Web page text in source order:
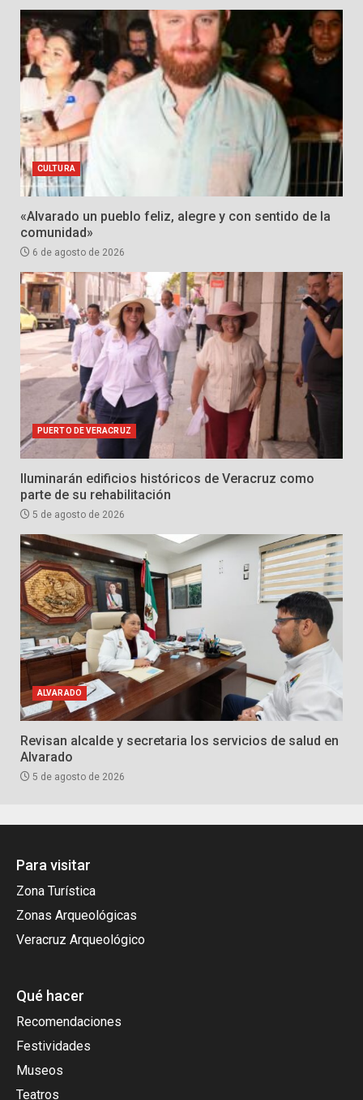
CULTURA
«Alvarado un pueblo feliz, alegre y con sentido de la
comunidad»
6 de agosto de 2026
PUERTO DE VERACRUZ
Iluminarán edificios históricos de Veracruz como
parte de su rehabilitación
5 de agosto de 2026
ALVARADO
Revisan alcalde y secretaria los servicios de salud en
Alvarado
5 de agosto de 2026
Para visitar
Zona Turística
Zonas Arqueológicas
Veracruz Arqueológico
Qué hacer
Recomendaciones
Festividades
Museos
Teatros